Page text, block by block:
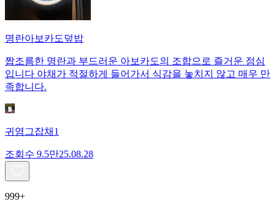
명란아보카도덮밥
짭조름한 명란과 부드러운 아보카도의 조합으로 즐거운 점심
입니다 야채가 적절하게 들어가서 식감을 놓치지 않고 매우 만
족합니다.
귀염그잡채1
조회수 9.5만25.08.28
999+